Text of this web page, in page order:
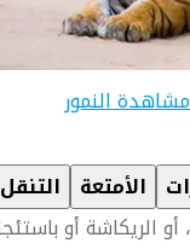
النمور
التنقل الأمتعة
الريكاشة أو